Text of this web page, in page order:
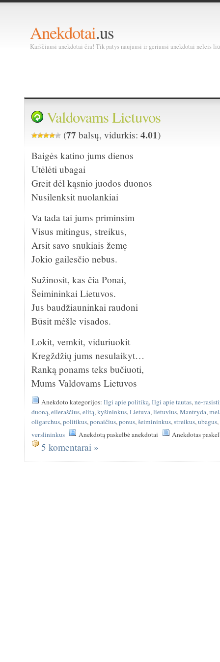
Anekdotai.us
Karščiausi anekdotai čia! Tik patys naujausi ir geriausi anekdotai neleis
Valdovams Lietuvos
(77 balsų, vidurkis:4.01)
Baigės katino jums dienos
Utėlėti ubagai
Greit dėl kąsnio juodos duonos
Nusilenksit nuolankiai
Va tada tai jums priminsim
Visus mitingus, streikus,
Arsit savo snukiais žemę
Jokio gailesčio nebus.
Sužinosit, kas čia Ponai,
Šeimininkai Lietuvos.
Jus baudžiauninkai raudoni
Būsit mėšle visados.
Lokit, vemkit, viduriuokit
Kregždžių jums nesulaikyt…
Ranką ponams teks bučiuoti,
Mums Valdovams Lietuvos
Anekdoto kategorijos:Ilgi apie politiką,Ilgi apie tautas,ne-
duoną,eileraščius,elitą,kyšininkus,Lietuva,lietuvius,Mantryda,
oligarchus,politikus,ponaičius,ponus,šeimininkus,streikus,ubagus,
verslininkus
Anekdotą paskelbė anekdotai Anekdotas
5 komentarai »